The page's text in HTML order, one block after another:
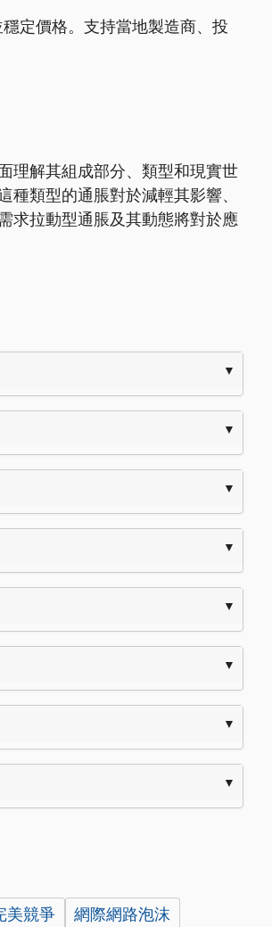
定價格。支持當地製造商、投
理解其組成部分、類型和現實世
類型的通脹對於減輕其影響、
求拉動型通脹及其動態將對於應
美競爭
網際網路泡沫